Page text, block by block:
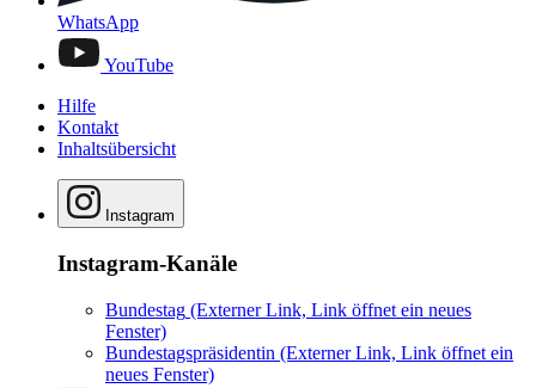
WhatsApp
YouTube
Hilfe
Kontakt
Inhaltsübersicht
Instagram
Instagram-Kanäle
Bundestag (Externer Link, Link öffnet ein neues
Fenster)
Bundestagspräsidentin (Externer Link, Link öffnet ein
neues Fenster)